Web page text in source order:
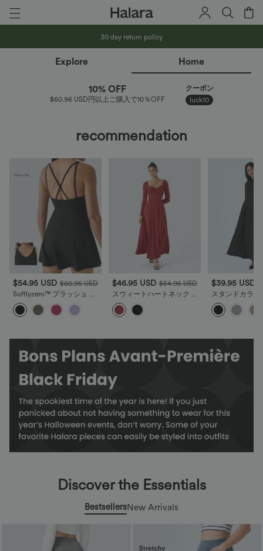
Free shipping on orders over $35.96 USD Details
30 day return policy
Receive a free card holder when you spend 7,900 yen or more
Receive a free waist bag with purchases of ￥12,900 or more
Details
Explore Home
10% OFF
$60.96 USD円以上ご購入で10％OFF
クーポン
luck10
recommendation
$54.95 USD $60.95 USD
Softlyzero™ プラッシュ バ
ックレス クリスクロス 2ピ
ース ポケット ダンス アク
ティブ ドレス
$46.95 USD $54.95 USD
スウィートハートネック ロ
ングスリーブ ツイストサイ
ドポケット フレア ゆったり
マキシリゾートドレス
$39.95 USD
スタンドカラー
ポケット フレ
ジュアル ドレス
Discover the Essentials
BestsellersNew Arrivals